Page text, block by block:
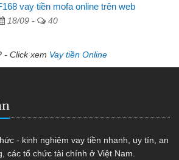
vay tiền mofa online trên web
18/09 - 40
- Click xem Vay tiền Online
- kinh nghiệm vay tiền nhanh, uy tín, an
các tổ chức tài chính ở Việt Nam.